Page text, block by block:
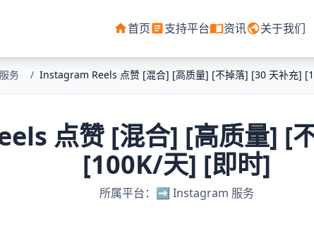
首页 支持平台 资讯 关于我们
务 / Instagram Reels 点赞 [混合] [高质量] [不掉落] [30 天补充]
点赞 [混合] [高质量] [
[100K/天] [即时]
所属平台：➡️ Instagram 服务